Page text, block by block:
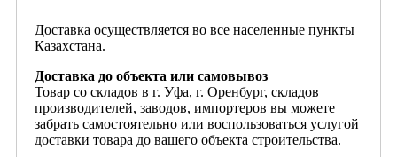
Доставка осуществляется во все населенные пункты
Казахстана.
Доставка до объекта или самовывоз
Товар со складов в г. Уфа, г. Оренбург, складов
производителей, заводов, импортеров вы можете
забрать самостоятельно или воспользоваться услугой
доставки товара до вашего объекта строительства.